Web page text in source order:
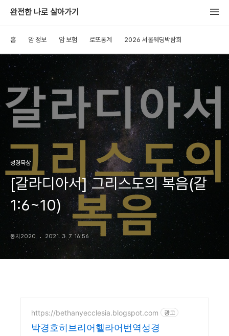
완전한 나로 살아가기
홈 암 정보 암 보험 로또통계 2026 서울웨딩박람회
성경묵상
[갈라디아서] 그리스도의 복음(갈
1:6~10)
뭉치2020 2021. 3. 7. 16:56
https://bethanyecclesia.blogspot.com 광고
박경호히브리어헬라어번역성경